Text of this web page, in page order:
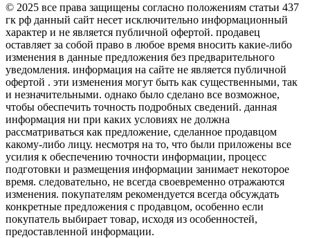
© 2025 все права защищены согласно положениям статьи 437
гк рф данный сайт несет исключительно информационный
характер и не является публичной офертой. продавец
оставляет за собой право в любое время вносить какие-либо
изменения в данные предложения без предварительного
уведомления. информация на сайте не является публичной
офертой . эти изменения могут быть как существенными, так
и незначительными. однако было сделано все возможное,
чтобы обеспечить точность подробных сведений. данная
информация ни при каких условиях не должна
рассматриваться как предложение, сделанное продавцом
какому-либо лицу. несмотря на то, что были приложены все
усилия к обеспечению точности информации, процесс
подготовки и размещения информации занимает некоторое
время. следовательно, не всегда своевременно отражаются
изменения. покупателям рекомендуется всегда обсуждать
конкретные предложения с продавцом, особенно если
покупатель выбирает товар, исходя из особенностей,
предоставленной информации.